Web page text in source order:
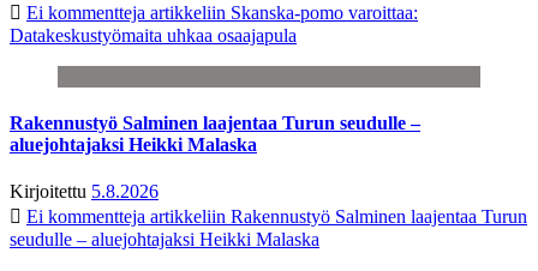
Ei kommentteja artikkeliin Skanska-pomo varoittaa:
Datakeskustyömaita uhkaa osaajapula
Rakennustyö Salminen laajentaa Turun seudulle –
aluejohtajaksi Heikki Malaska
Kirjoitettu 5.8.2026
Ei kommentteja artikkeliin Rakennustyö Salminen laajentaa Turun
seudulle – aluejohtajaksi Heikki Malaska